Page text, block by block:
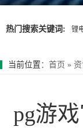
热门搜索关键词: 锂
当前位置 ： 首页 »
pg游